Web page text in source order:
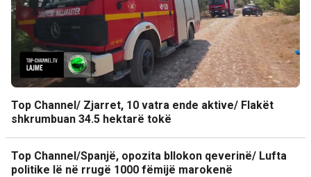
Top Channel/ Zjarret, 10 vatra ende aktive/ Flakët
shkrumbuan 34.5 hektarë tokë
Top Channel/Spanjë, opozita bllokon qeverinë/ Lufta
politike lë në rrugë 1000 fëmijë marokenë